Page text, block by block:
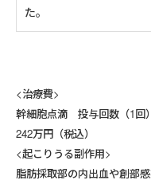
た。
<治療費>
幹細胞点滴 投与回数（1回）
242万円（税込）
<起こりうる副作用>
脂肪採取部の内出血や創部